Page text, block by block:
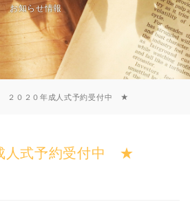
お知らせ情報
０２０年成人式予約受付中 ★
式予約受付中 ★